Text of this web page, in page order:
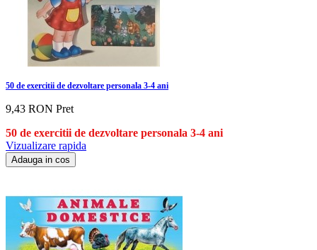
50 de exercitii de dezvoltare personala 3-4 ani
9,43 RON Pret
50 de exercitii de dezvoltare personala 3-4 ani
Vizualizare rapida
Adauga in cos